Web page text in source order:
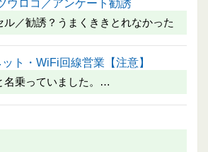
ウロコ／アンケート勧誘
ル／勧誘？うまくききとれなかった
ト・WiFi回線営業【注意】
名乗っていました。…